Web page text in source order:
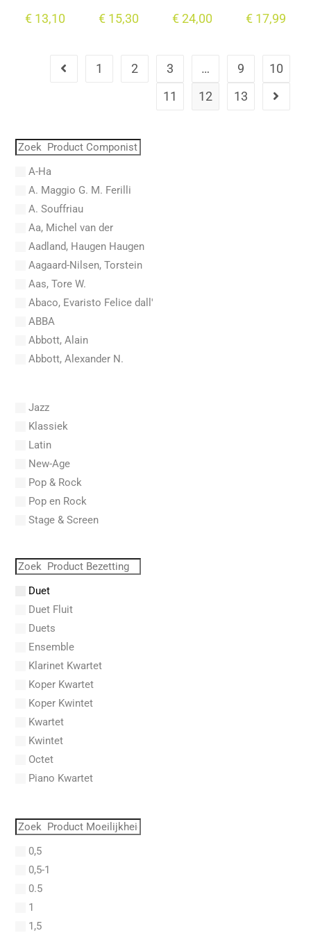
€ 13,10 € 15,30 €24,00 €17,99
1 2 3 … 9
10
11
12 13
A-Ha
A. Maggio G. M. Ferilli
A. Souffriau
Aa, Michel van der
Aadland, Haugen Haugen
Aagaard-Nilsen, Torstein
Aas, Tore W.
Abaco, Evaristo Felice dall'
ABBA
Abbott, Alain
Abbott, Alexander N.
Abel, Lex
Aberg, Johan Ludvig
Aboucaya, Christian
Aboulker, Isabelle
Abraham, Paul
Abrams, Lester
Abreu, Zequinha
Absil, Jean
AC/DC
Acker, Dieter
Acosta, Omar
Adams, Sally
Adams, Stephen
Adderley, Julian Cannonball
Adderley, Nat
Addinsell, Richard
Addison, John
Jazz
Klassiek
Latin
New-Age
Pop & Rock
Pop en Rock
Stage & Screen
Duet
Duet Fluit
Duets
Ensemble
Klarinet Kwartet
Koper Kwartet
Koper Kwintet
Kwartet
Kwintet
Octet
Piano Kwartet
Quintet
Saxofoon Kwartet
Septet
Sextet
Solo
Solo Fagot
0,5
0,5-1
0.5
1
1,5